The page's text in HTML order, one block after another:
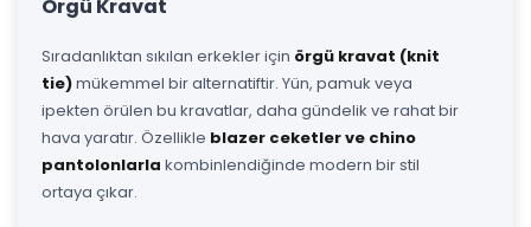
Örgü Kravat
Sıradanlıktan sıkılan erkekler için örgü kravat (knit
tie)mükemmel bir alternatiftir. Yün, pamuk veya
ipekten örülen bu kravatlar, daha gündelik ve rahat bir
hava yaratır. Özellikle blazer ceketler ve chino
pantolonlarla kombinlendiğinde modern bir stil
ortaya çıkar.